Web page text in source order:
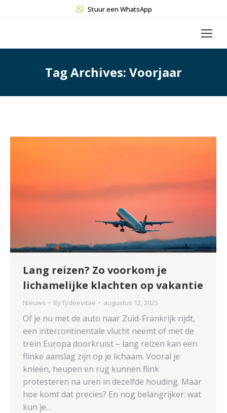
Stuur een WhatsApp
Tag Archives: Voorjaar
Lang reizen? Zo voorkom je
lichamelijke klachten op vakantie
Nieuws By fydeevitae augustus 12, 2025
Of je nu met de auto naar Zuid-Frankrijk rijdt,
een intercontinentale vlucht neemt of met de
trein Europa doorkruist – lang reizen kan een
flinke aanslag zijn op je lichaam. Vooral je
knieën, heupen en rug kunnen flink
protesteren na uren in dezelfde houding. Maar
hoe komt dat precies? En nog belangrijker: wat
kun je…